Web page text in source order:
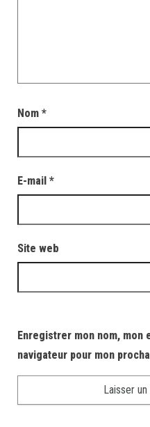
Nom *
E-mail *
Site web
Enregistrer mon nom, mon
navigateur pour mon